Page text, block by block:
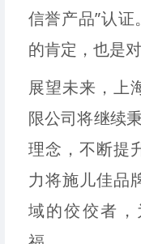
信誉产品”认
的肯定，也是
展望未来，上
限公司将继续
理念，不断提
力将施儿佳品
域的佼佼者